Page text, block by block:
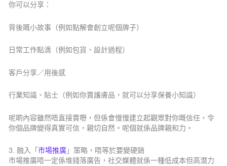
你可以分享：
背後嘅小故事（例如點解會創立呢個牌子）
日常工作點滴（例如包貨、設計過程）
客戶分享／用後感
行業知識、貼士（例如你賣護膚品，就可以分享保養小知識）
呢啲內容雖然唔直接賣嘢，但係會慢慢建立起觀眾對你嘅信任，令
你個品牌變得真實可信，親切自然。呢個就係品牌親和力。
3. 融入「市場推廣 」策略，唔等於要變硬銷
市場推廣唔一定係堆錢落廣告，社交媒體就係一種低成本但高潛力